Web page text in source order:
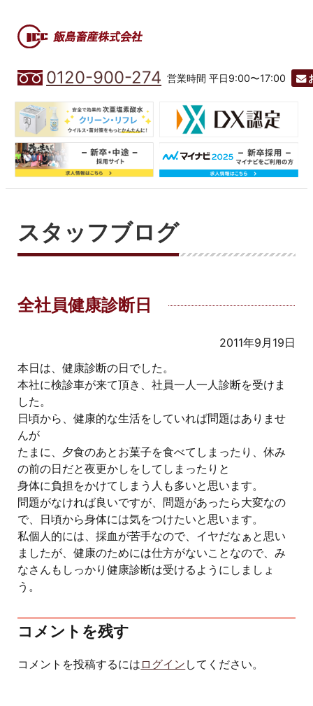
0120-900-274 営業時間 平日9:00〜17:00
スタッフブログ
全社員健康診断日
2011年9月19日
本日は、健康診断の日でした。
本社に検診車が来て頂き、社員一人一人診断を受けま
した。
日頃から、健康的な生活をしていれば問題はありませ
んが
たまに、夕食のあとお菓子を食べてしまったり、休み
の前の日だと夜更かしをしてしまったりと
身体に負担をかけてしまう人も多いと思います。
問題がなければ良いですが、問題があったら大変なの
で、日頃から身体には気をつけたいと思います。
私個人的には、採血が苦手なので、イヤだなぁと思い
ましたが、健康のためには仕方がないことなので、み
なさんもしっかり健康診断は受けるようにしましょ
う。
コメントを残す
コメントを投稿するには ログイン してください。